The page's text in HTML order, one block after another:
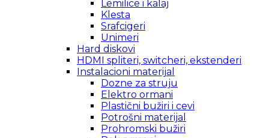
Lemilice i kalaj
Klesta
Srafcigeri
Unimeri
Hard diskovi
HDMI spliteri, switcheri, ekstenderi
Instalacioni materijal
Dozne za struju
Elektro ormani
Plastični bužiri i cevi
Potrošni materijal
Prohromski bužiri